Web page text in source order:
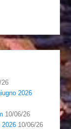
26
2026
10/06/26
2026 10/06/26